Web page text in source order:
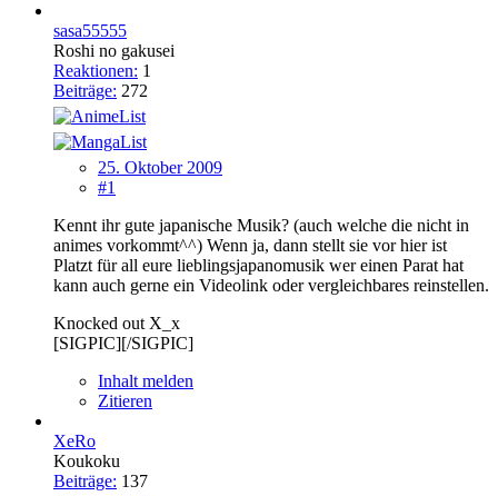
sasa55555
Roshi no gakusei
Reaktionen: 1
Beiträge: 272
25. Oktober 2009
#1
Kennt ihr gute japanische Musik? (auch welche die nicht in
animes vorkommt^^) Wenn ja, dann stellt sie vor hier ist
Platzt für all eure lieblingsjapanomusik wer einen Parat hat
kann auch gerne ein Videolink oder vergleichbares reinstellen.
Knocked out X_x
[SIGPIC][/SIGPIC]
Inhalt melden
Zitieren
XeRo
Koukoku
Beiträge: 137